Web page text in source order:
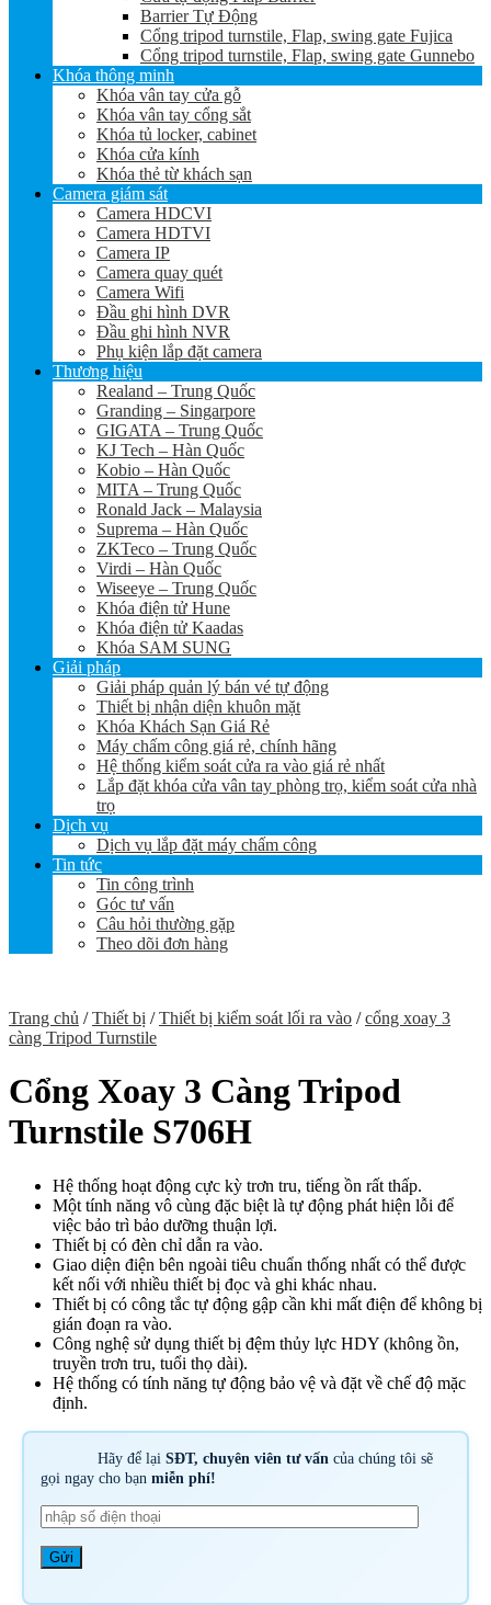
Barrier Tự Động
Cổng tripod turnstile, Flap, swing gate Fujica
Cổng tripod turnstile, Flap, swing gate Gunnebo
Khóa thông minh
Khóa vân tay cửa gỗ
Khóa vân tay cổng sắt
Khóa tủ locker, cabinet
Khóa cửa kính
Khóa thẻ từ khách sạn
Camera giám sát
Camera HDCVI
Camera HDTVI
Camera IP
Camera quay quét
Camera Wifi
Đầu ghi hình DVR
Đầu ghi hình NVR
Phụ kiện lắp đặt camera
Thương hiệu
Realand – Trung Quốc
Granding – Singarpore
GIGATA – Trung Quốc
KJ Tech – Hàn Quốc
Kobio – Hàn Quốc
MITA – Trung Quốc
Ronald Jack – Malaysia
Suprema – Hàn Quốc
ZKTeco – Trung Quốc
Virdi – Hàn Quốc
Wiseeye – Trung Quốc
Khóa điện tử Hune
Khóa điện tử Kaadas
Khóa SAM SUNG
Giải pháp
Giải pháp quản lý bán vé tự động
Thiết bị nhận diện khuôn mặt
Khóa Khách Sạn Giá Rẻ
Máy chấm công giá rẻ, chính hãng
Hệ thống kiểm soát cửa ra vào giá rẻ nhất
Lắp đặt khóa cửa vân tay phòng trọ, kiểm soát cửa nhà
trọ
Dịch vụ
Dịch vụ lắp đặt máy chấm công
Tin tức
Tin công trình
Góc tư vấn
Câu hỏi thường gặp
Theo dõi đơn hàng
Trang chủ / Thiết bị / Thiết bị kiểm soát lối ra vào / cổng xoay 3
càng Tripod Turnstile
Cổng Xoay 3 Càng Tripod
Turnstile S706H
Hệ thống hoạt động cực kỳ trơn tru, tiếng ồn rất thấp.
Một tính năng vô cùng đặc biệt là tự động phát hiện lỗi để
việc bảo trì bảo dưỡng thuận lợi.
Thiết bị có đèn chỉ dẫn ra vào.
Giao diện điện bên ngoài tiêu chuẩn thống nhất có thể được
kết nối với nhiều thiết bị đọc và ghi khác nhau.
Thiết bị có công tắc tự động gập cần khi mất điện để không bị
gián đoạn ra vào.
Công nghệ sử dụng thiết bị đệm thủy lực HDY (không ồn,
truyền trơn tru, tuổi thọ dài).
Hệ thống có tính năng tự động bảo vệ và đặt về chế độ mặc
định.
Hãy để lạiSĐT, chuyên viên tư vấncủa chúng tôi sẽ
gọi ngay cho bạn miễn phí!